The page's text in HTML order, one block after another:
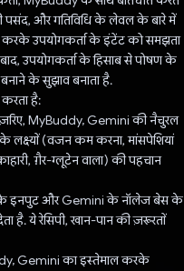
पसंद, और गतिविधि के लेवल के बारे में
करके उपयोगकर्ता के इंटेंट को समझता
उपयोगकर्ता के हिसाब से पोषण के
के सुझाव बनाता है.
है:
ज़रिए, MyBuddy, Gemini की नैचुरल
लक्ष्यों (वजन कम करना, मांसपेशियां
ग़ैर-ग्लूटेन वाला) की पहचान
के इनपुट और Gemini के नॉलेज बेस के
है. ये रेसिपी, खान-पान की ज़रूरतों
Gemini का इस्तेमाल करके